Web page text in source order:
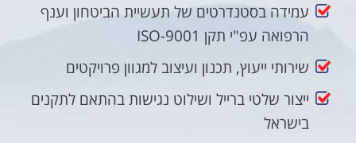
עמידה בסטנדרטים של תעשיית הביטחון וענף
הרפואה עפ"י תקן ISO-9001
שירותי ייעוץ, תכנון ועיצוב למגוון פרויקטים
ייצור שלטי ברייל ושילוט נגישות בהתאם לתקנים
בישראל